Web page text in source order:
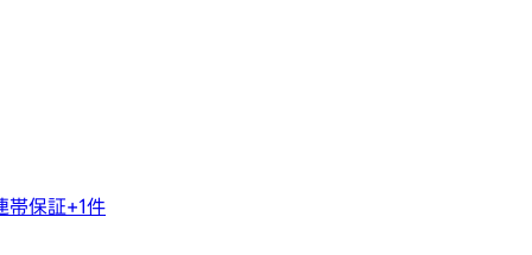
帯保証+1件